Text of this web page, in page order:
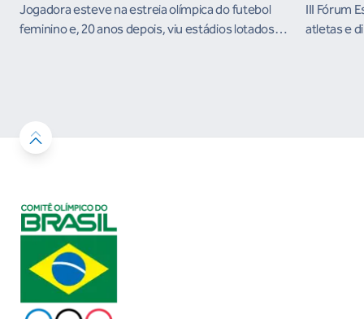
Jogadora esteve na estreia olímpica do futebol
feminino e, 20 anos depois, viu estádios lotados
III Fórum
atletas e